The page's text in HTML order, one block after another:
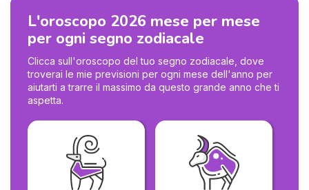
L'oroscopo 2026 mese per mese
per ogni segno zodiacale
Clicca sull'oroscopo del tuo segno zodiacale, dove
troverai le mie previsioni per ogni mese dell'anno per
aiutarti a trarre il massimo da questo grande anno che ti
aspetta.